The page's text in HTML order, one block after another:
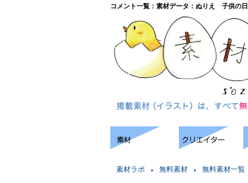
コメント一覧：素材データ：ぬりえ 子供の日
素材ラボ 無料素材 無料素材一覧